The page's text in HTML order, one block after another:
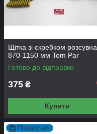
Щітка зі скребком розсувна
870-1150 мм Tom Par
Готово до відправки
375 ₴
Купити
Подарунок